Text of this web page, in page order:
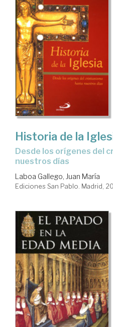
Historia de la
desde los orígenes del cristianismo hasta
nuestros días
Laboa Gallego, Juan María
Ediciones San Pablo. Madrid,